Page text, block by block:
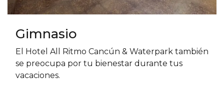
Gimnasio
El Hotel All Ritmo Cancún & Waterpark también
se preocupa por tu bienestar durante tus
vacaciones.